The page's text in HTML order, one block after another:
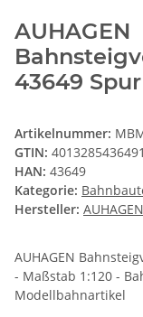
AUHAGEN
43649 Spur
Artikelnummer:
GTIN: 4013285436491
HAN: 43649
Kategorie:
Hersteller:
AUHAGEN
- Maßstab 1:120 -
Modellbahnartikel